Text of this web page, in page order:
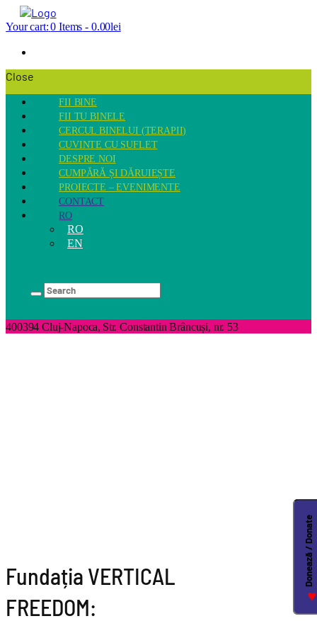
♥
Donează / Donate
Your cart: 0 Items - 0.00lei
Close
FII BINE
FII TU BINELE
CERCUL BINELUI (TERAPII)
CUVINTE CU SUFLET
DESPRE NOI
CUMPĂRĂ ȘI DĂRUIEȘTE
PROIECTE – EVENIMENTE
CONTACT
RO
RO
EN
400394 Cluj-Napoca, Str. Constantin Brâncuși, nr. 53
Fundația VERTICAL
FREEDOM: